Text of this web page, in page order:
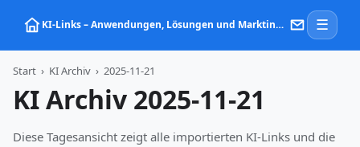
KI‑Links – Anwendungen, Lösungen und Marktinformationen zu Künstlicher Intelligenz ☰
Start › KI Archiv › 2025-11-21
KI Archiv 2025-11-21
Diese Tagesansicht zeigt alle importierten KI-Links und die